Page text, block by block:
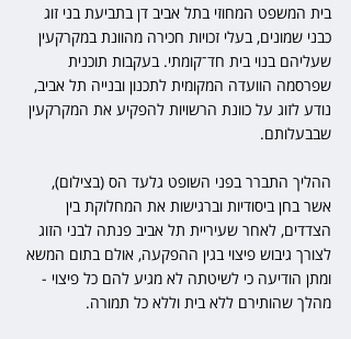
בית המשפט המחוזי בתל אביב דן בתביעת בני זוג
כבני שמונים, בעלי זכויות חכירה מהוונת במקרקעין
שעליהם בנוי בית חד־קומתי. בעקבות תוכנית
שפרסמה הוועדה המקומית לתכנון ובנייה תל אביב,
נודע לזוג על כוונת הרשויות להפקיע את המקרקעין
שבבעלותם.
ההליך התברר בפני השופט גלעד הס (בצילום),
אשר בחן ביסודיות וברגישות את המחלוקת בין
הצדדים, לאחר שעיריית תל אביב פנתה לבני הזוג
לצורך גיבוש פיצוי בגין ההפקעה, אולם בתום המשא
ומתן הודיעה כי לשיטתה לא מגיע להם כל פיצוי -
מהלך שהותירם ללא בית וללא כל תמורה.